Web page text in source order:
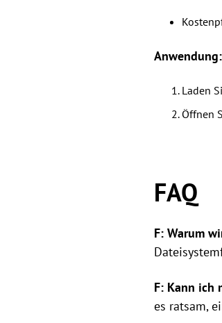
Anwendung:
Laden
Öffnen
FAQ
F: Warum
F: Kann ich
es ratsam,